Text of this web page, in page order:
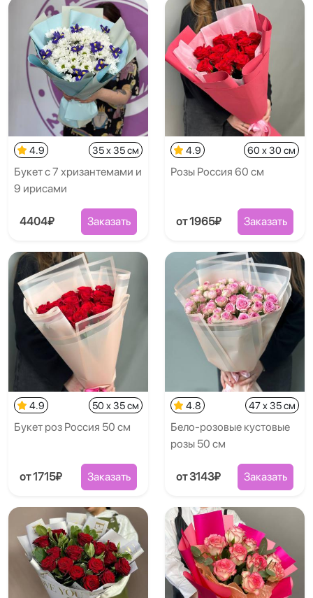
4.9 35 x 35 см
Букет с 7 хризантемами и
9 ирисами
4404₽ Заказать
4.9 60 x 30 см
Розы Россия 60 см
от 1965₽ Заказать
4.9 50 x 35 см
Букет роз Россия 50 см
от 1715₽ Заказать
4.8 47 x 35 см
Бело-розовые кустовые
розы 50 см
от 3143₽ Заказать